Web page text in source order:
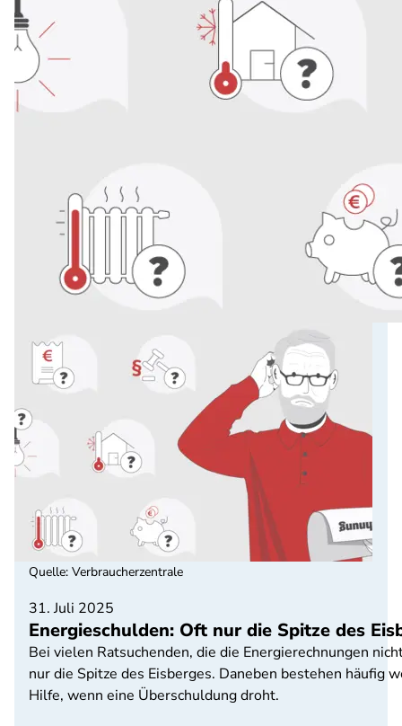
31. Juli 2025
Energieschulden: Oft nur die Spitze des
Bei vielen Ratsuchenden, die die Energierechnungen
nur die Spitze des Eisberges. Daneben bestehen häufig
Hilfe, wenn eine Überschuldung droht.
Quelle: Verbraucherzentrale